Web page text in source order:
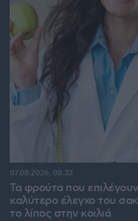
Τα φρούτα που
καλύτερο έλεγχο του
το λίπος στην κοιλιά
07.08.2026, 08:32